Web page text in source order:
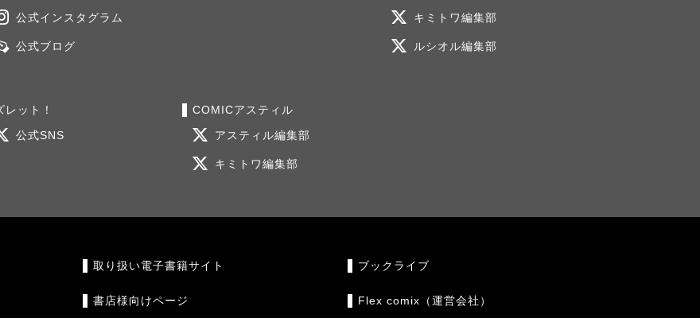
公式インスタグラム
公式ブログ
キミトワ編集部
ルシオル編集部
レット！
公式SNS
COMICアスティル
アスティル編集部
キミトワ編集部
取り扱い電子書籍サイト
書店様向けページ
ブックライブ
Flex comix（運営会社）